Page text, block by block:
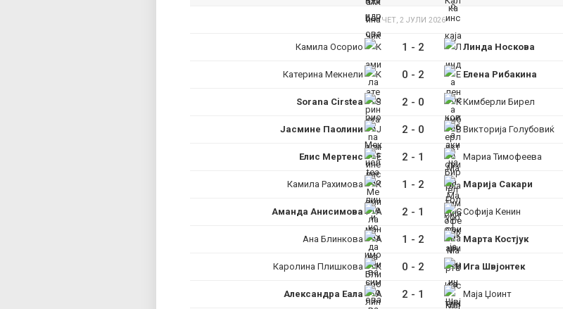
ЧЕТ, 2 ЈУЛИ 2026
Камила Осорио 1 - 2 Линда Носкова
Катерина Мекнели 0 - 2 Елена Рибакина
Sorana Cirstea 2 - 0 Кимберли Бирел
Јасмине Паолини 2 - 0 Викторија Голубовиќ
Елис Мертенс 2 - 1 Мариа Тимофеева
Камила Рахимова 1 - 2 Марија Сакари
Аманда Анисимова 2 - 1 Софија Кенин
Ана Блинкова 1 - 2 Марта Костјук
Каролина Плишкова 0 - 2 Ига Швјонтек
Александра Еала 2 - 1 Маја Џоинт